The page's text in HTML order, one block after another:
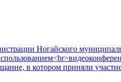
Ногайского
в котором приняли